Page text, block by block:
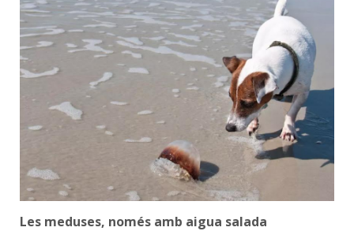
Les meduses, només amb aigua salada